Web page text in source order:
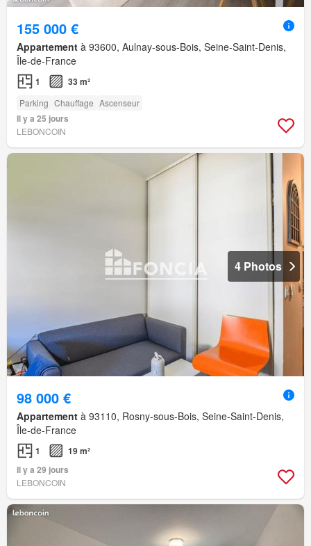
155 000 €
Appartement à 93600, Aulnay-sous-Bois, Seine-Saint-Denis,
Île-de-France
1 33 m²
Parking Chauffage Ascenseur
Il y a 25 jours
LEBONCOIN
4 Photos
98 000 €
Appartement à 93110, Rosny-sous-Bois, Seine-Saint-Denis,
Île-de-France
1
19 m²
Il y a 29 jours
LEBONCOIN